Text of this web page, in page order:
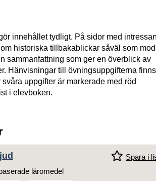
innehållet tydligt. På sidor med
historiska tillbakablickar såväl som
sammanfattning som ger en överblick av
Hänvisningar till övningsuppgifterna
uppgifter är markerade med röd
i elevboken.
Spara i
läromedel